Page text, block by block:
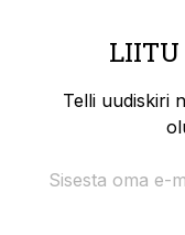
LIITU
Telli uudiskiri